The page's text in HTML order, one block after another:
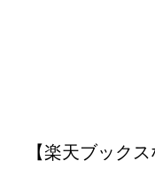
【楽天ブック